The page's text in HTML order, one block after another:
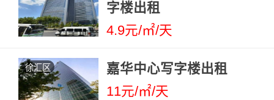
字楼出租
4.9元/㎡/天
徐汇区
嘉华中心写字楼出租
11元/㎡/天